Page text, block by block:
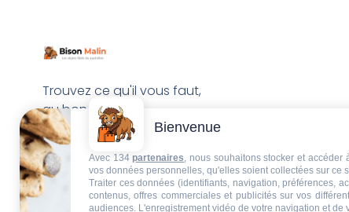
Trouvez ce qu'il vous faut,
au bon endroit
Bienvenue
Avec 134 partenaires, nous souhaitons stocker et accéder
vos données personnelles, qu'elles soient collectées sur ce
Traiter ces données (identifiants, navigation, préférences,
contenus, offres commerciales et publicités sur vos
audiences. L'enregistrement vidéo de votre navigation et